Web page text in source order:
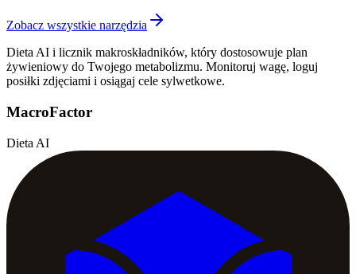
Zobacz wszystkie narzędzia
Dieta AI i licznik makroskładników, który dostosowuje plan
żywieniowy do Twojego metabolizmu. Monitoruj wagę, loguj
posiłki zdjęciami i osiągaj cele sylwetkowe.
MacroFactor
Dieta AI